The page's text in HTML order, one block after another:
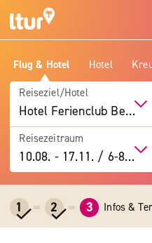
Flug & Hotel Hotel
Reiseziel/Hotel
Hotel Ferienclub Bellevue am Walchsee
Reisezeitraum
10.08. -17.11. / 6-8 Tage
1 2 3 Infos &